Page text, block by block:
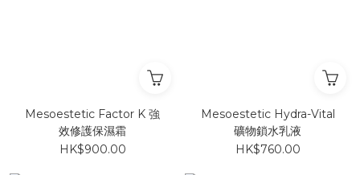
Mesoestetic Factor K 強
效修護保濕霜
HK$900.00
Mesoestetic Hydra-Vital
礦物鎖水乳液
HK$760.00